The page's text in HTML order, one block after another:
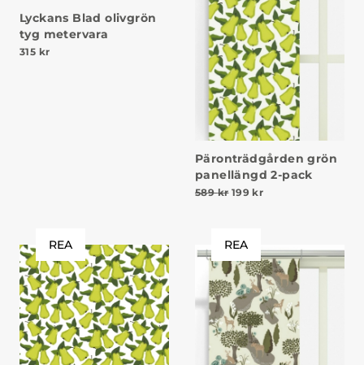
Lyckans Blad olivgrön
tyg metervara
315 kr
Päronträdgården grön
panellängd 2-pack
589kr Det ursprungliga priset
199 krDet nuvarande
REA REA